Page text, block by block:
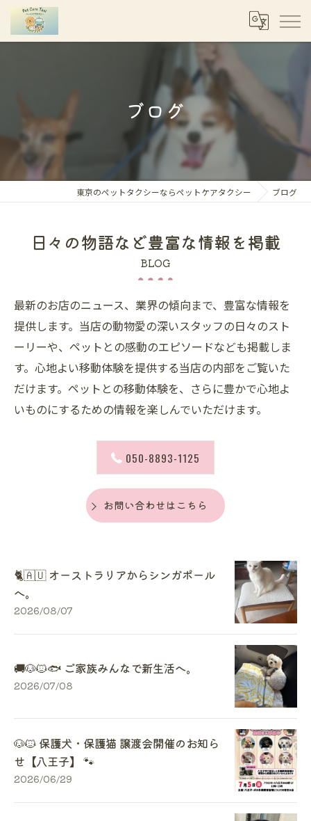
ブログ
東京のペットタクシーならペットケアタクシー ブログ
日々の物語など豊富な情報を掲載
BLOG
最新のお店のニュース、業界の傾向まで、豊富な情報を
提供します。当店の動物愛の深いスタッフの日々のスト
ーリーや、ペットとの感動のエピソードなども掲載しま
す。心地よい移動体験を提供する当店の内部をご覧いた
だけます。ペットとの移動体験を、さらに豊かで心地よ
いものにするための情報を楽しんでいただけます。
050-8893-1125
お問い合わせはこちら
🐈🇦🇺 オーストラリアからシンガポール
へ。
2026/08/07
🚚🐶🐱🐟 ご家族みんなで新生活へ。
2026/07/08
🐶🐱 保護犬・保護猫 譲渡会開催のお知ら
せ【八王子】 🐾
2026/06/29